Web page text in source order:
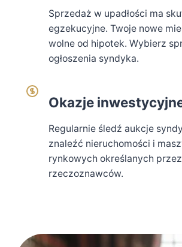
Sprzedaż w upadłości ma
egzekucyjne. Twoje nowe
wolne od hipotek. Wybierz
ogłoszenia syndyka.
Okazje
Regularnie śledź aukcje
znaleźć nieruchomości i
rynkowych określanych
rzeczoznawców.